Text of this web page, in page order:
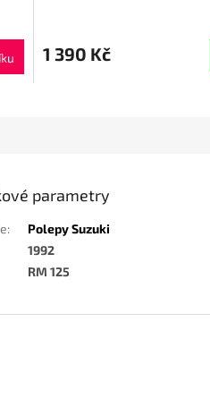
1 390 Kč
parametry
:
Polepy Suzuki
1992
RM 125